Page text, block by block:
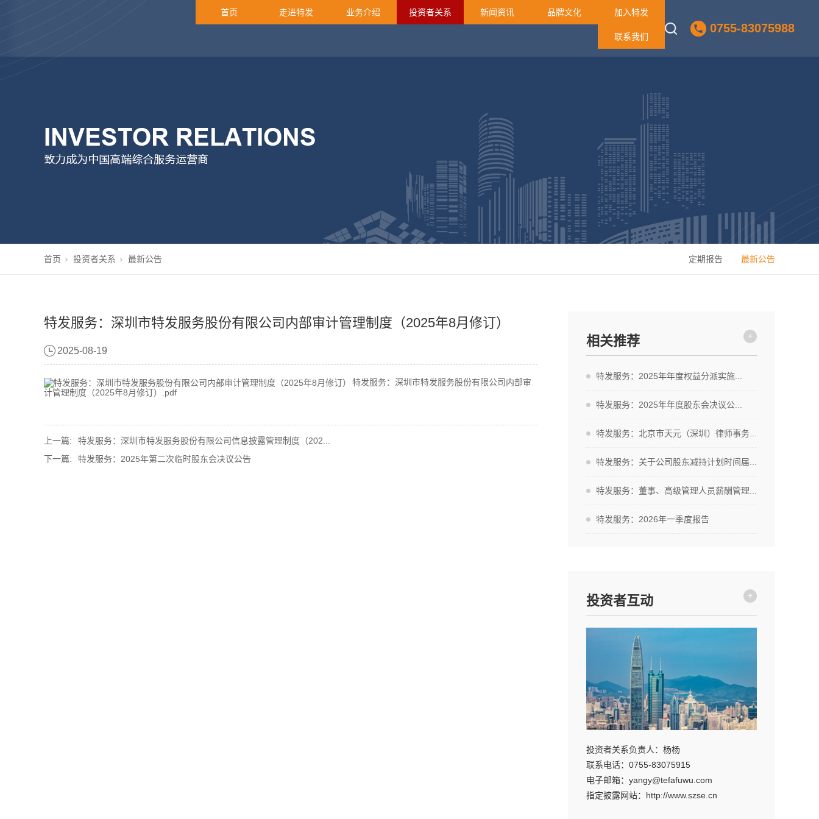
0755-83075988
首页 走进特发 业务介绍 投资者关系 新闻资讯 品牌文化 加入特发
联系我们
首页 投资者关系 最新公告 定期报告 最新公告
特发服务：深圳市特发服务股份有限公司内部审计管理制度（2025年8月修订）
2025-08-19
特发服务：深圳市特发服务股份有限公司内部审
计管理制度（2025年8月修订）.pdf
上一篇:
特发服务：深圳市特发服务股份有限公司信息披露管理制度（202...
下一篇:
特发服务：2025年第二次临时股东会决议公告
相关推荐 +
特发服务：2025年年度权益分派实施...
特发服务：2025年年度股东会决议公...
特发服务：北京市天元（深圳）律师事务...
特发服务：关于公司股东减持计划时间届...
特发服务：董事、高级管理人员薪酬管理...
特发服务：2026年一季度报告
投资者互动 +
投资者关系负责人：杨杨
联系电话：0755-83075915
电子邮箱：yangy@tefafuwu.com
指定披露网站：http://www.szse.cn